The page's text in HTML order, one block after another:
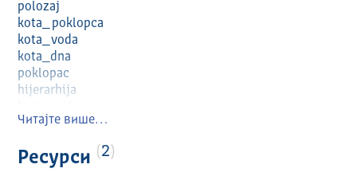
polozaj
kota_poklopca
kota_voda
kota_dna
poklopac
hijerarhija
dimenzije
status
Читајте више…
Ресурси 2